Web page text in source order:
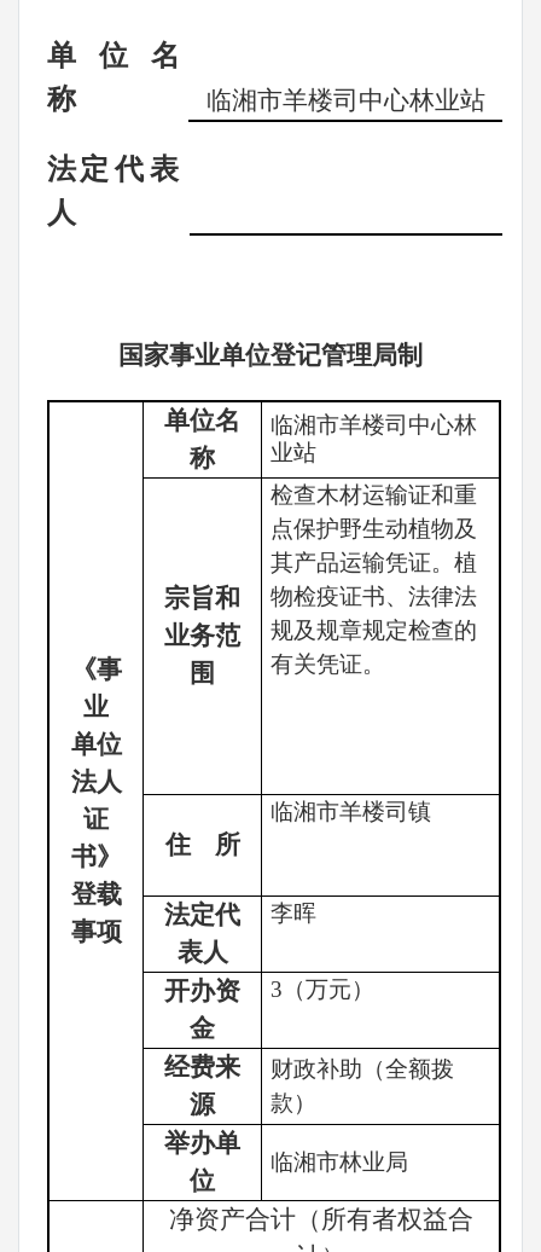
单 位
名
称
临湘市羊楼司中心林业站
法定代表
人
国家事业单位登记管理局制
《事
业
单位
法人
证
书》
登载
事项
单位名
称
临湘市羊楼司中心林
业站
宗旨和
业务范
围
检查木材运输证和重
点保护野生动植物及
其产品运输凭证。植
物检疫证书、法律法
规及规章规定检查的
有关凭证。
住 所
临湘市羊楼司镇
法定代
表人
李晖
开办资
金
3 （万元）
经费来
源
财政补助（全额拨
款）
举办单
位
临湘市林业局
净资产合计（所有者权益合